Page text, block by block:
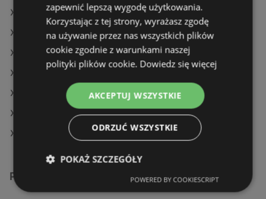
Oferty Netto
Aktualne gazetki SPAR
Aktualne gazetki Lidl
Aktualne gazetki Auchan
Aktualne gazetki Dino
Aktualne gazetki Selgros
Sklepy POLOmarket w Dziwnów
Podobne sklepy detaliczne
zapewnić lepszą wygodę użytkowania.
Korzystając z tej strony, wyrażasz zgodę
na używanie przez nas wszystkich plików
cookie zgodnie z warunkami naszej
polityki plików cookie. Dowiedz się więcej
AKCEPTUJ WSZYSTKIE
ODRZUĆ WSZYSTKIE
POKAŻ SZCZEGÓŁY
POWERED BY COOKIESCRIPT